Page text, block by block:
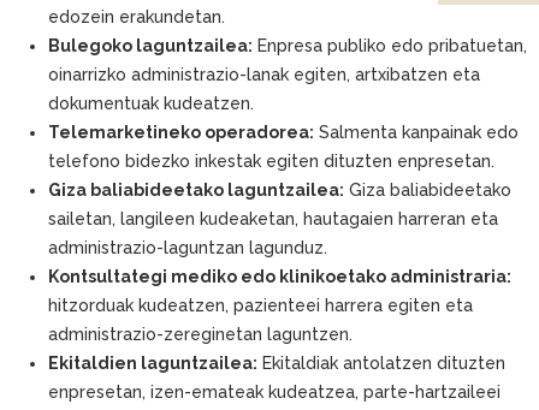
edozein erakundetan.
Bulegoko laguntzailea: Enpresa publiko edo pribatuetan,
oinarrizko administrazio-lanak egiten, artxibatzen eta
dokumentuak kudeatzen.
Telemarketineko operadorea: Salmenta kanpainak edo
telefono bidezko inkestak egiten dituzten enpresetan.
Giza baliabideetako laguntzailea: Giza baliabideetako
sailetan, langileen kudeaketan, hautagaien harreran eta
administrazio-laguntzan lagunduz.
Kontsultategi mediko edo klinikoetako administraria:
hitzorduak kudeatzen, pazienteei harrera egiten eta
administrazio-zereginetan laguntzen.
Ekitaldien laguntzailea: Ekitaldiak antolatzen dituzten
enpresetan, izen-emateak kudeatzea, parte-hartzaileei